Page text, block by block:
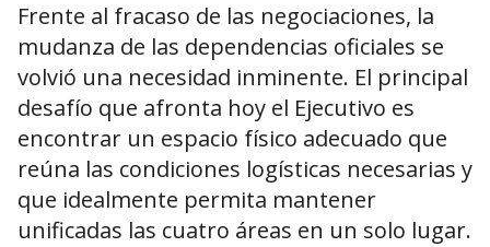
Frente al fracaso de las negociaciones, la
mudanza de las dependencias oficiales se
volvió una necesidad inminente. El principal
desafío que afronta hoy el Ejecutivo es
encontrar un espacio físico adecuado que
reúna las condiciones logísticas necesarias y
que idealmente permita mantener
unificadas las cuatro áreas en un solo lugar.